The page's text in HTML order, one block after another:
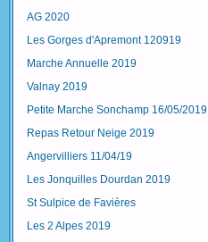
AG 2020
Les Gorges d'Apremont 120919
Marche Annuelle 2019
Valnay 2019
Petite Marche Sonchamp 16/05/2019
Repas Retour Neige 2019
Angervilliers 11/04/19
Les Jonquilles Dourdan 2019
St Sulpice de Favières
Les 2 Alpes 2019